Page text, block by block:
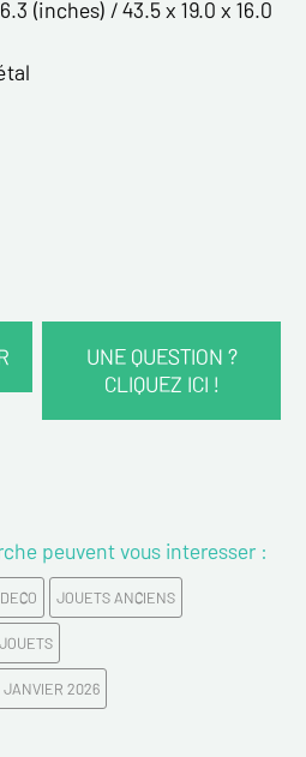
6.3 (inches) / 43.5 x 19.0 x 16.0
UNE QUESTION ?
CLIQUEZ ICI !
peuvent vous interesser :
JOUETS ANCIENS
JANVIER 2026